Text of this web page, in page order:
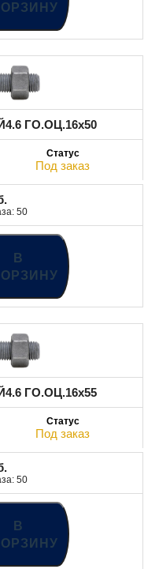
ГО.ОЦ.16x50
Под заказ
50
В
ГО.ОЦ.16x55
Под заказ
50
В